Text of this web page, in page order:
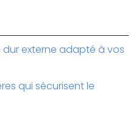
externe adapté à vos
qui sécurisent le